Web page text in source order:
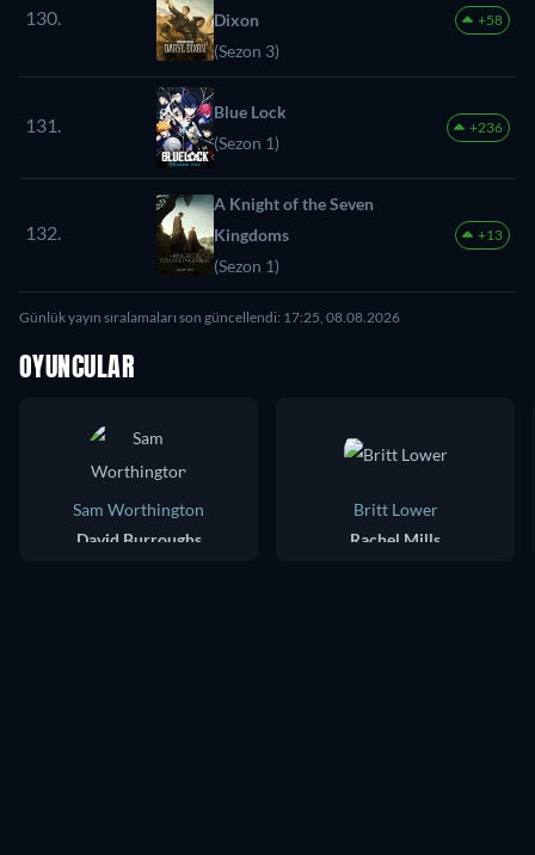
130.
Dixon
(Sezon 3)
+58
131.
Blue Lock
(Sezon 1)
+236
132.
A Knight of the Seven
Kingdoms
(Sezon 1)
+13
Günlük yayın sıralamaları son güncellendi: 17:25, 08.08.2026
OYUNCULAR
Sam Worthington
David Burroughs
Britt Lower
Rachel Mills